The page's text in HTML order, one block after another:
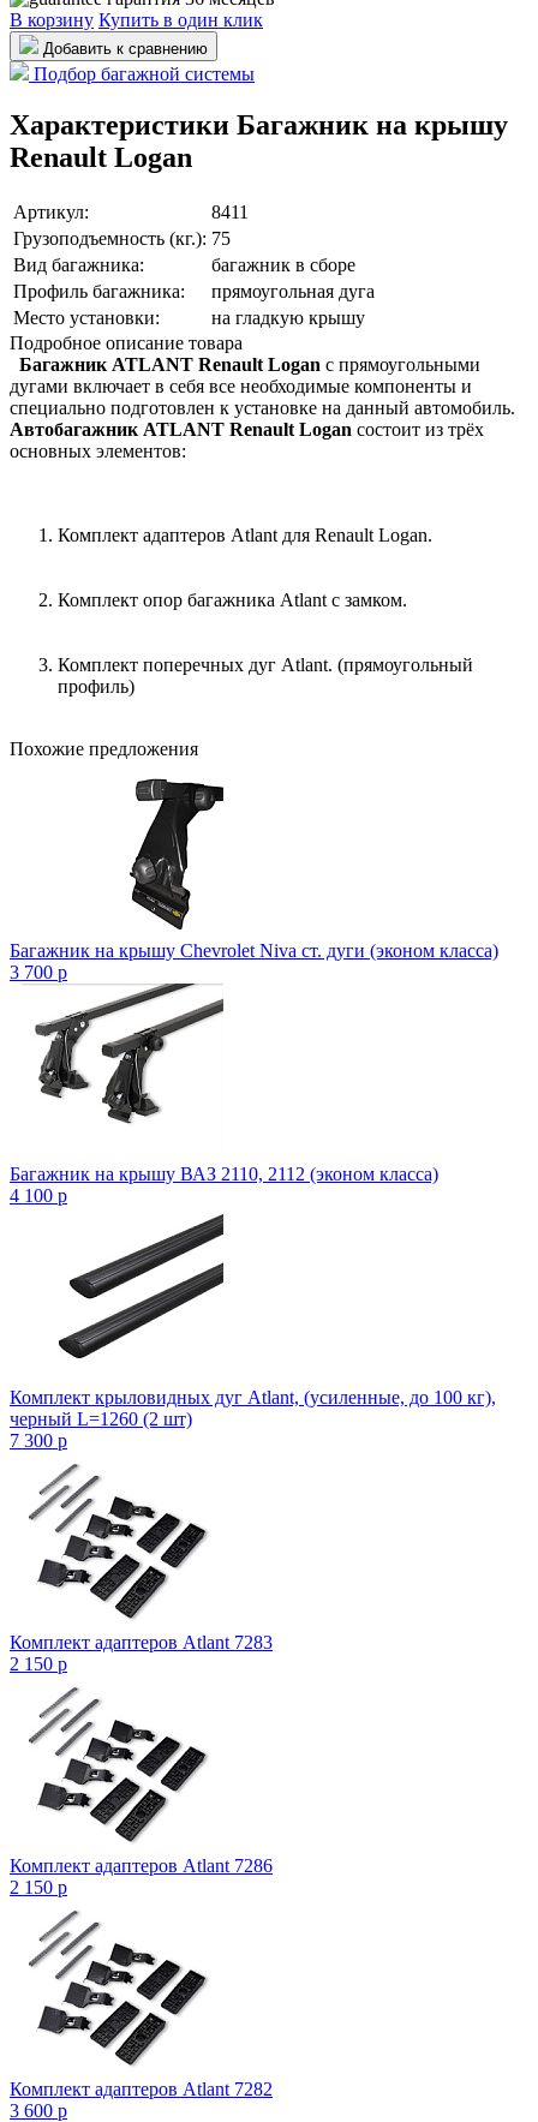
В корзину Купить в один клик
Добавить к сравнению
Подбор багажной системы
Характеристики Багажник на крышу
Renault Logan
Артикул:
8411
Грузоподъемность (кг.): 75
Вид багажника:
багажник в сборе
Профиль багажника:
прямоугольная дуга
Место установки:
на гладкую крышу
Подробное описание товара
Багажник ATLANT Renault Logan с прямоугольными
дугами включает в себя все необходимые компоненты и
специально подготовлен к установке на данный автомобиль.
Автобагажник ATLANT Renault Logan состоит из трёх
основных элементов:
Комплект адаптеров Atlant для Renault Logan.
Комплект опор багажника Atlant с замком.
Комплект поперечных дуг Atlant. (прямоугольный
профиль)
Похожие предложения
Багажник на крышу Chevrolet Niva ст. дуги (эконом класса)
3 700 p
Багажник на крышу ВАЗ 2110, 2112 (эконом класса)
4 100 p
Комплект крыловидных дуг Atlant, (усиленные, до 100 кг),
черный L=1260 (2 шт)
7 300 p
Комплект адаптеров Atlant 7283
2 150 p
Комплект адаптеров Atlant 7286
2 150 p
Комплект адаптеров Atlant 7282
3 600 p